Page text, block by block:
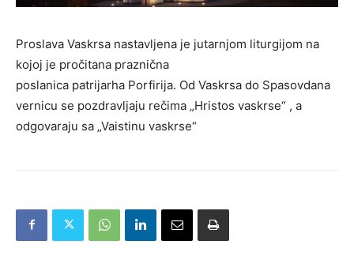
Proslava Vaskrsa nastavljena je jutarnjom liturgijom na
kojoj je pročitana praznična
poslanica patrijarha Porfirija. Od Vaskrsa do Spasovdana
vernicu se pozdravljaju rečima „Hristos vaskrse“ , a
odgovaraju sa „Vaistinu vaskrse“